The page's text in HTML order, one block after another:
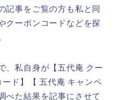
記事をご覧の方も私と同
クーポンコードなどを探
、私自身が【五代庵 クー
ド】【 五代庵 キャンペ
べた結果を記事にさせて